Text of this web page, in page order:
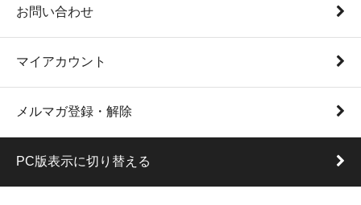
お問い合わせ
マイアカウント
メルマガ登録・解除
PC版表示に切り替える